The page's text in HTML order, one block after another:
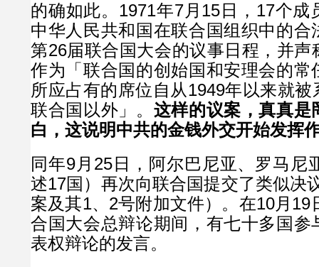
的确如此。1971年7月15日，17个成
中华人民共和国在联合国组织中的合
第26届联合国大会的议事日程，并声
作为「联合国的创始国和安理会的常
所应占有的席位自从1949年以来就
联合国以外」。 这样的议案，真真是
白，这说明中共的金钱外交开始发挥
同年9月25日，阿尔巴尼亚、罗马尼
述17国）再次向联合国提交了类似决
案及其1、2号附加文件）。在10月19
合国大会总辩论期间，有七十多国参
表权辩论的发言。